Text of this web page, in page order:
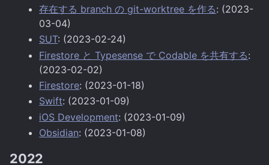
存在する branch の git-worktree を作る: (2023-
03-04)
SUT: (2023-02-24)
Firestore と Typesense で Codable を共有する:
(2023-02-02)
Firestore: (2023-01-18)
Swift: (2023-01-09)
iOS Development: (2023-01-09)
Obsidian: (2023-01-08)
2022